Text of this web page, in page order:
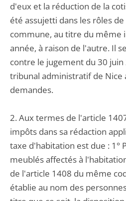
d'eux et la réduction de la
été assujetti dans les rôles
commune, au titre du même
année, à raison de l'autre. Il
contre le jugement du 30
tribunal administratif de Nice
demandes.
2. Aux termes de l'article
impôts dans sa rédaction
taxe d'habitation est due : 1°
meublés affectés à
de l'article 1408 du même
établie au nom des